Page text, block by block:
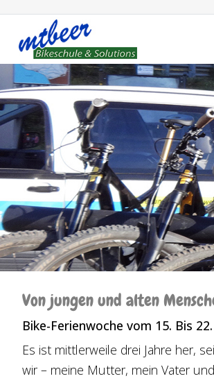
Von jungen und alten
Bike-Ferienwoche vom 15. Bis
Es ist mittlerweile drei Jahre her,
wir – meine Mutter, mein Vater